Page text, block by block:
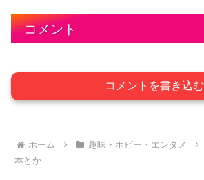
コメント
コメントを書き込む
ホーム 趣味・ホビー・エンタメ
本とか